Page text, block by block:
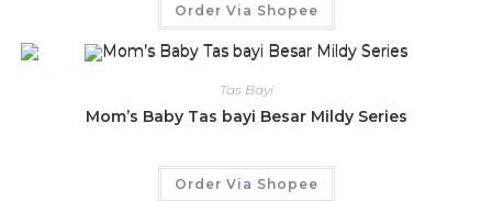
Order Via Shopee
Tas Bayi
Mom’s Baby Tas bayi Besar Mildy Series
Order Via Shopee